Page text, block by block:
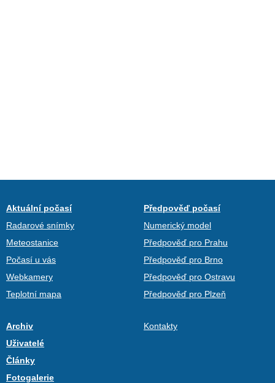
Aktuální počasí
Radarové snímky
Meteostanice
Počasí u vás
Webkamery
Teplotní mapa
Předpověď počasí
Numerický model
Předpověď pro Prahu
Předpověď pro Brno
Předpověď pro Ostravu
Předpověď pro Plzeň
Archiv
Uživatelé
Články
Fotogalerie
Kontakty